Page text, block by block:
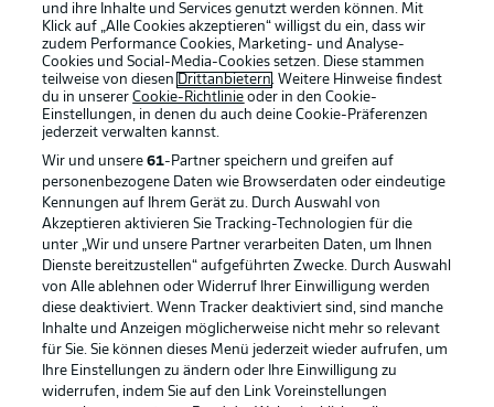
Rechtliche Hinweise Voreinstellungen verwalten
Datenschutz Nutzungsbedingungen
und ihre Inhalte und Services genutzt werden können. Mit
Klick auf „Alle Cookies akzeptieren“ willigst du ein, dass wir
zudem Performance Cookies, Marketing- und Analyse-
Cookies und Social-Media-Cookies setzen. Diese stammen
teilweise von diesen Drittanbietern. Weitere Hinweise findest
du in unsererCookie-Richtlinie oder in den Cookie-
Einstellungen, in denen du auch deine Cookie-Präferenzen
jederzeit verwalten kannst.
Wir und unsere61-Partner speichern und greifen auf
personenbezogene Daten wie Browserdaten oder eindeutige
Kennungen auf Ihrem Gerät zu. Durch Auswahl von
Akzeptieren aktivieren Sie Tracking-Technologien für die
unter „Wir und unsere Partner verarbeiten Daten, um Ihnen
Dienste bereitzustellen“ aufgeführten Zwecke. Durch Auswahl
von Alle ablehnen oder Widerruf Ihrer Einwilligung werden
diese deaktiviert. Wenn Tracker deaktiviert sind, sind manche
Inhalte und Anzeigen möglicherweise nicht mehr so relevant
für Sie. Sie können dieses Menü jederzeit wieder aufrufen, um
Ihre Einstellungen zu ändern oder Ihre Einwilligung zu
widerrufen, indem Sie auf den Link Voreinstellungen